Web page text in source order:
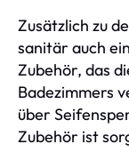
Zusätzlich zu
sanitär auch
Zubehör, das
Badezimmers
über
Zubehör ist